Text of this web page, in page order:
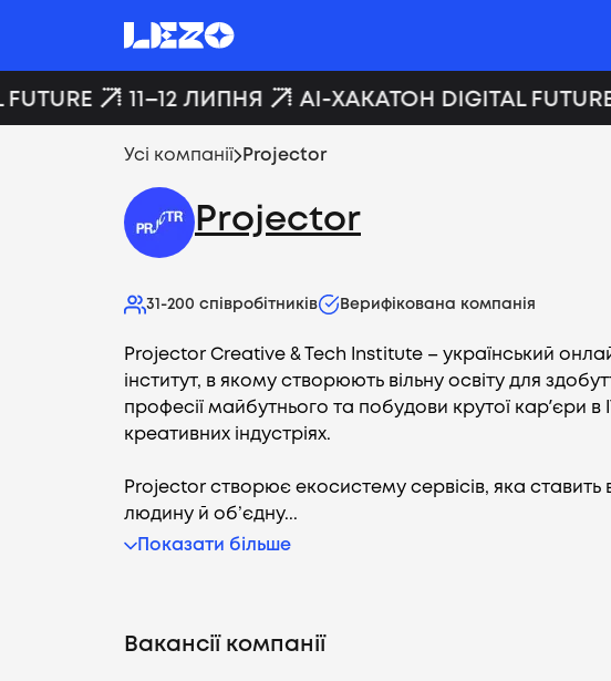
11–12 ЛИПНЯ AI-ХАКАТОН DIGITAL FUTURE
Усі компанії Projector
Projector
31-200 співробітників Верифікована компанія
Projector Creative & Tech Institute – український
інститут, в якому створюють вільну освіту для
професії майбутнього та побудови крутої карʼєри в
креативних індустріях.
Projector створює екосистему сервісів, яка ставить
людину й об’єдну...
Показати більше
Вакансії компанії